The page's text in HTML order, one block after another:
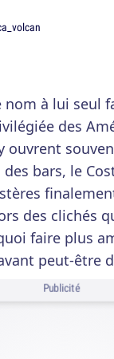
nom à lui seul
des
ouvrent
bars, le
des clichés
faire plus
peut-être
Publicité